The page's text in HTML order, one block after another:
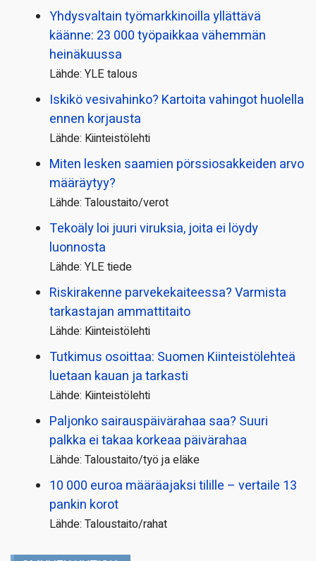
Yhdysvaltain työmarkkinoilla yllättävä
käänne: 23 000 työpaikkaa vähemmän
heinäkuussa
Lähde: YLE talous
Iskikö vesivahinko? Kartoita vahingot huolella
ennen korjausta
Lähde: Kiinteistölehti
Miten lesken saamien pörssi­osakkeiden arvo
määräytyy?
Lähde: Taloustaito/verot
Tekoäly loi juuri viruksia, joita ei löydy
luonnosta
Lähde: YLE tiede
Riskirakenne parvekekaiteessa? Varmista
tarkastajan ammattitaito
Lähde: Kiinteistölehti
Tutkimus osoittaa: Suomen Kiinteistölehteä
luetaan kauan ja tarkasti
Lähde: Kiinteistölehti
Paljonko sairauspäivä­rahaa saa? Suuri
palkka ei takaa korkeaa päivärahaa
Lähde: Taloustaito/työ ja eläke
10 000 euroa määräajaksi tilille – vertaile 13
pankin korot
Lähde: Taloustaito/rahat